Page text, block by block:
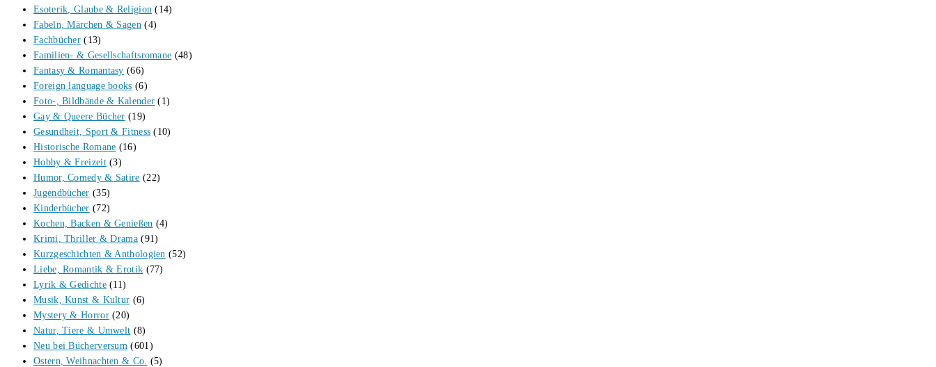
Esoterik, Glaube & Religion (14)
Fabeln, Märchen & Sagen (4)
Fachbücher (13)
Familien- & Gesellschaftsromane (48)
Fantasy & Romantasy (66)
Foreign language books (6)
Foto-, Bildbände & Kalender (1)
Gay & Queere Bücher (19)
Gesundheit, Sport & Fitness (10)
Historische Romane (16)
Hobby & Freizeit (3)
Humor, Comedy & Satire (22)
Jugendbücher (35)
Kinderbücher (72)
Kochen, Backen & Genießen (4)
Krimi, Thriller & Drama (91)
Kurzgeschichten & Anthologien (52)
Liebe, Romantik & Erotik (77)
Lyrik & Gedichte (11)
Musik, Kunst & Kultur (6)
Mystery & Horror (20)
Natur, Tiere & Umwelt (8)
Neu bei Bücherversum (601)
Ostern, Weihnachten & Co. (5)